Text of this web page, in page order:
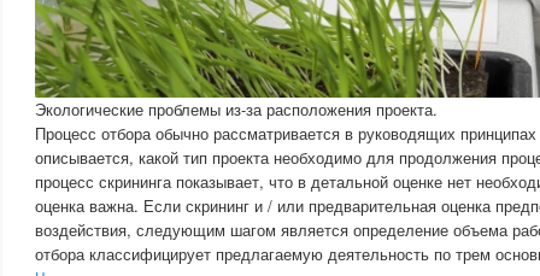
Экологические проблемы из-за расположения проекта.
Процесс отбора обычно рассматривается в руководящих
описывается, какой тип проекта необходимо для продолжения
процесс скрининга показывает, что в детальной оценке нет
оценка важна. Если скрининг и / или предварительная оценка
воздействия, следующим шагом является определение объема
отбора классифицирует предлагаемую деятельность по трем